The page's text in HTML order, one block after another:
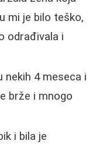
mi je bilo teško,
odrađivala i
nekih 4 meseca i
brže i mnogo
i bila je